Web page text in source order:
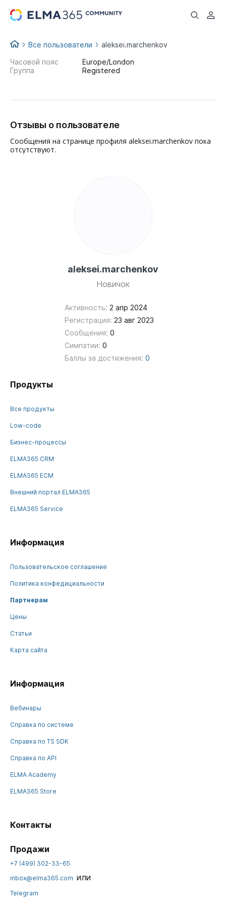
...
Все пользователи aleksei.marchenkov
aleksei.marchenkov
Новичок
Активность: 2 апр 2024
Регистрация: 23 авг 2023
Сообщения: 0
Симпатии: 0
Баллы за достижения: 0
Часовой пояс
Europe/London
Группа
Registered
Отзывы о пользователе
Сообщения на странице профиля aleksei.marchenkov пока
отсутствуют.
Продукты
Все продукты
Low-code
Бизнес-процессы
ELMA365 CRM
ELMA365 ECM
Внешний портал ELMA365
ELMA365 Service
Информация
Пользовательское соглашение
Политика конфедициальности
Партнерам
Цены
Статьи
Карта сайта
Информация
Вебинары
Справка по системе
Справка по TS SDK
Справка по API
ELMA Academy
ELMA365 Store
Контакты
Продажи
+7 (499) 302-33-65
inbox@elma365.com или
Telegram